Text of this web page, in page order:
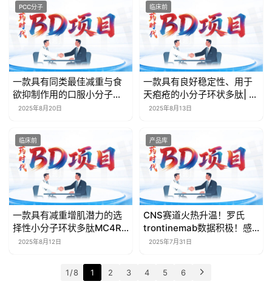
时
代
苑
A
E
n
i
s
h
PCC分子
一款具有同类最佳减重与食
欲抑制作用的口服小分子
GLP-1受体激动剂| 药时代
2025年8月20日
临床前
一款具有良好稳定性、用于
天疱疮的小分子环状多肽| 药
时代BD项目
2025年8月13日
临床前
一款具有减重增肌潜力的选
择性小分子环状多肽MC4R
激动剂 | 药时代BD项目
2025年8月12日
产品库
CNS赛道火热升温！罗氏
trontinemab数据积极！感
兴趣类似产品？请速速联系 |
2025年7月31日
1 / 8 1 2 3 4 5 6